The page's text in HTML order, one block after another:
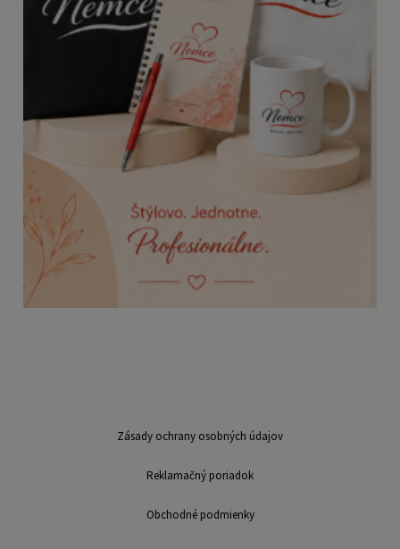
Zásady ochrany osobných údajov
Reklamačný poriadok
Obchodné podmienky